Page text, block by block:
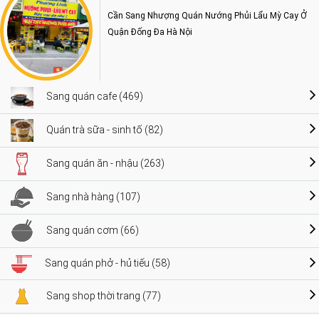
Cần Sang Nhượng Quán Nướng Phủi Lẩu Mỳ Cay Ở
Quận Đống Đa Hà Nội
Sang quán cafe (469)
Quán trà sữa - sinh tố (82)
Sang quán ăn - nhậu (263)
Sang nhà hàng (107)
Sang quán cơm (66)
Sang quán phở - hủ tiếu (58)
Sang shop thời trang (77)